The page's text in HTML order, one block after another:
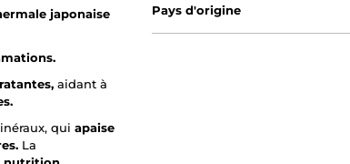
japonaise
aidant à
qui apaise
La
Pays d'origine